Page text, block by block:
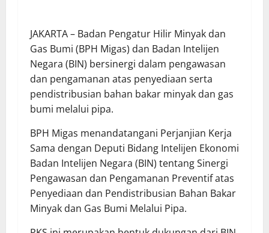
JAKARTA – Badan Pengatur Hilir Minyak dan
Gas Bumi (BPH Migas) dan Badan Intelijen
Negara (BIN) bersinergi dalam pengawasan
dan pengamanan atas penyediaan serta
pendistribusian bahan bakar minyak dan gas
bumi melalui pipa.
BPH Migas menandatangani Perjanjian Kerja
Sama dengan Deputi Bidang Intelijen Ekonomi
Badan Intelijen Negara (BIN) tentang Sinergi
Pengawasan dan Pengamanan Preventif atas
Penyediaan dan Pendistribusian Bahan Bakar
Minyak dan Gas Bumi Melalui Pipa.